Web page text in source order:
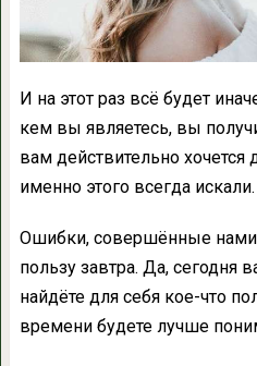
И на этот раз всё будет
кем вы являетесь, вы
вам действительно хочется
именно этого всегда искали.
Ошибки, совершённые нами
пользу завтра. Да, сегодня
найдёте для себя кое-что
времени будете лучше